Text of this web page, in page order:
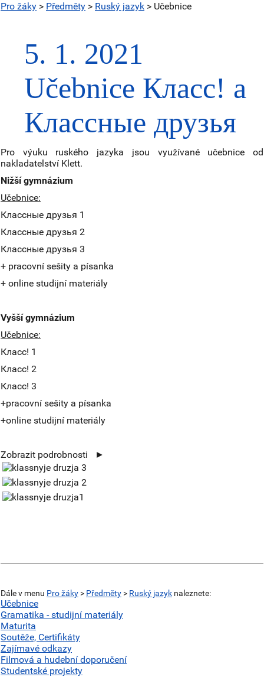
Pro žáky > Předměty > Ruský jazyk > Učebnice
5. 1. 2021
Učebnice Класс! a
Классные друзья
Pro výuku ruského jazyka jsou využívané učebnice od
nakladatelství Klett.
Nižší gymnázium
Učebnice:
Классные друзья 1
Классные друзья 2
Классные друзья 3
+ pracovní sešity a písanka
+ online studijní materiály
Vyšší gymnázium
Učebnice:
Класс! 1
Класс! 2
Класс! 3
+pracovní sešity a písanka
+online studijní materiály
Zobrazit podrobnosti ►
Dále v menu Pro žáky > Předměty > Ruský jazyk naleznete:
Učebnice
Gramatika - studijní materiály
Maturita
Soutěže, Certifikáty
Zajímavé odkazy
Filmová a hudební doporučení
Studentské projekty